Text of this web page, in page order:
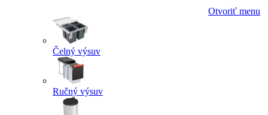
Otvoriť menu
Čelný výsuv
Ručný výsuv